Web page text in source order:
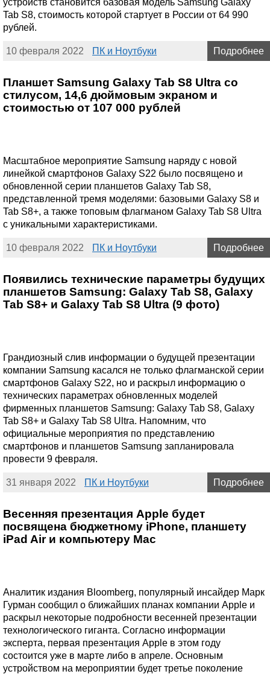
Tab S8, стоимость которой стартует в России от 64 990
рублей.
10 февраля 2022 ПК и Ноутбуки Подробнее
Планшет Samsung Galaxy Tab S8 Ultra со
стилусом, 14,6 дюймовым экраном и
стоимостью от 107 000 рублей
Масштабное мероприятие Samsung наряду с новой
линейкой смартфонов Galaxy S22 было посвящено и
обновленной серии планшетов Galaxy Tab S8,
представленной тремя моделями: базовыми Galaxy S8 и
Tab S8+, а также топовым флагманом Galaxy Tab S8 Ultra
с уникальными характеристиками.
10 февраля 2022 ПК и Ноутбуки Подробнее
Появились технические параметры будущих
планшетов Samsung: Galaxy Tab S8, Galaxy
Tab S8+ и Galaxy Tab S8 Ultra (9 фото)
Грандиозный слив информации о будущей презентации
компании Samsung касался не только флагманской серии
смартфонов Galaxy S22, но и раскрыл информацию о
технических параметрах обновленных моделей
фирменных планшетов Samsung: Galaxy Tab S8, Galaxy
Tab S8+ и Galaxy Tab S8 Ultra. Напомним, что
официальные мероприятия по представлению
смартфонов и планшетов Samsung запланировала
провести 9 февраля.
31 января 2022 ПК и Ноутбуки Подробнее
Весенняя презентация Apple будет
посвящена бюджетному iPhone, планшету
iPad Air и компьютеру Mac
Аналитик издания Bloomberg, популярный инсайдер Марк
Гурман сообщил о ближайших планах компании Apple и
раскрыл некоторые подробности весенней презентации
технологического гиганта. Согласно информации
эксперта, первая презентация Apple в этом году
состоится уже в марте либо в апреле. Основным
устройством на мероприятии будет третье поколение